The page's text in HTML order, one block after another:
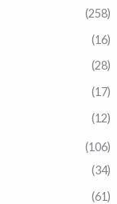
(258)
(16)
(28)
(17)
(12)
(106)
(34)
(61)